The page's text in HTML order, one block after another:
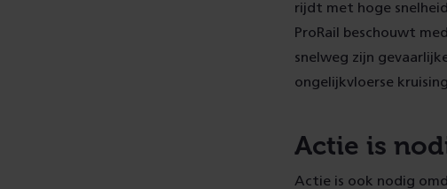
rijdt met hoge
ProRail beschouwt
snelweg zijn
ongelijkvloerse
Actie is
Actie is ook nodig